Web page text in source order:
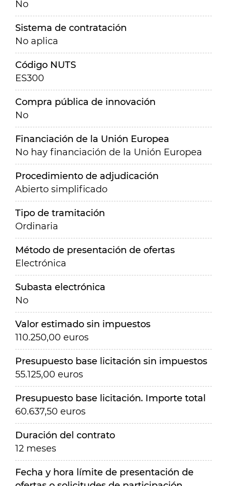
No
Sistema de contratación
No aplica
Código NUTS
ES300
Compra pública de innovación
No
Financiación de la Unión Europea
No hay financiación de la Unión Europea
Procedimiento de adjudicación
Abierto simplificado
Tipo de tramitación
Ordinaria
Método de presentación de ofertas
Electrónica
Subasta electrónica
No
Valor estimado sin impuestos
110.250,00 euros
Presupuesto base licitación sin impuestos
55.125,00 euros
Presupuesto base licitación. Importe total
60.637,50 euros
Duración del contrato
12 meses
Fecha y hora límite de presentación de